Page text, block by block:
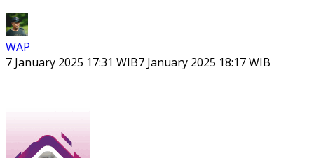
WAP
7 January 2025 17:31 WIB7 January 2025 18:17 WIB